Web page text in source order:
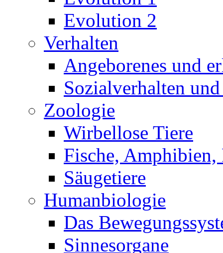
Evolution 2
Verhalten
Angeborenes und
Sozialverhalten
Zoologie
Wirbellose Tiere
Fische,
Säugetiere
Humanbiologie
Das
Sinnesorgane